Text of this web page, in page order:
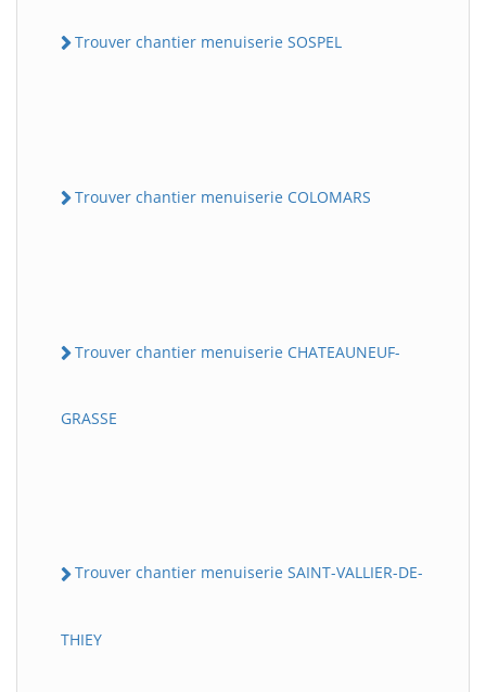
Trouver chantier menuiserie SOSPEL
Trouver chantier menuiserie COLOMARS
Trouver chantier menuiserie CHATEAUNEUF-
GRASSE
Trouver chantier menuiserie SAINT-VALLIER-DE-
THIEY